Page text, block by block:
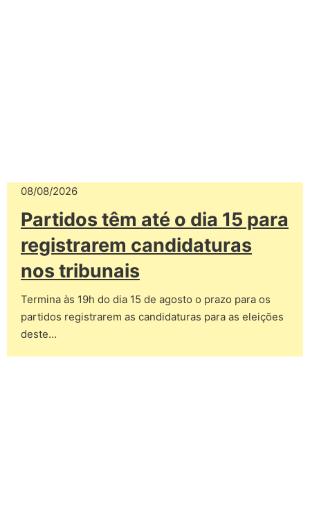
08/08/2026
Partidos têm até o dia 15 para
registrarem candidaturas
nos tribunais
Termina às 19h do dia 15 de agosto o prazo para os
partidos registrarem as candidaturas para as eleições
deste…